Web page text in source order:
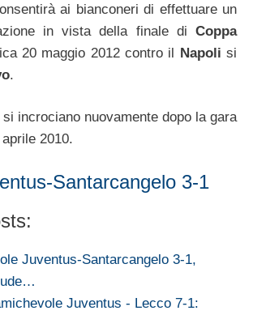
ai bianconeri di effettuare un
in vista della finale di Coppa
20 maggio 2012 contro il Napoli si
.
si incrociano nuovamente dopo la gara
2010.
Santarcangelo 3-1
Juventus-Santarcangelo 3-1,
Juventus - Lecco 7-1: